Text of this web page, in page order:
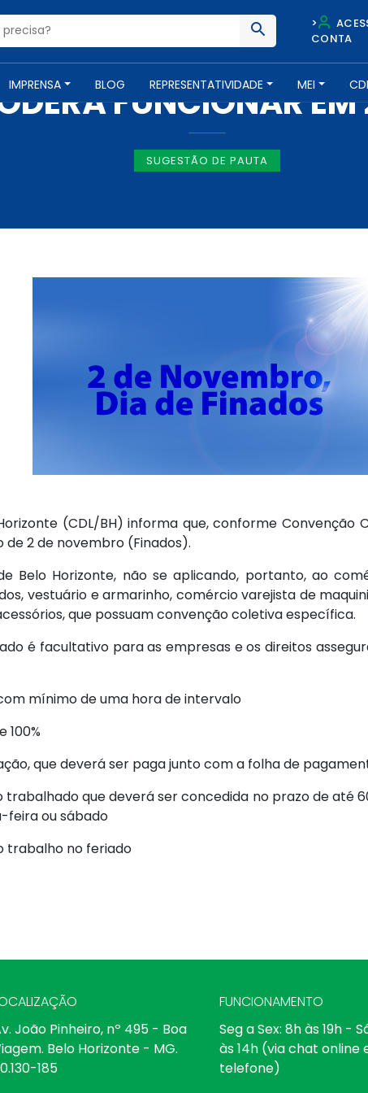
>
CONTA
IMPRENSA BLOG REPRESENTATIVIDADE MEI
IMPRENSA -27 DE OUTUBRO DE 2016
FUNCIONAR EM
SUGESTÃO DE PAUTA
(CDL/BH) informa que, conforme Convenção
2 de novembro (Finados).
Belo Horizonte, não se aplicando, portanto, ao
vestuário e armarinho, comércio varejista de
que possuam convenção coletiva específica.
é facultativo para as empresas e os direitos
mínimo de uma hora de intervalo
100%
que deverá ser paga junto com a folha de
que deverá ser concedida no prazo de até
feira ou sábado
trabalho no feriado
João Pinheiro, nº 495 - Boa
Belo Horizonte - MG.
185
FUNCIONAMENTO
Seg a Sex: 8h às 19h -
às 14h (via chat online
telefone)